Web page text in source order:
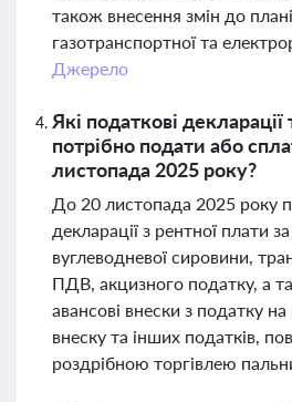
також внесення змін до
газотранспортної та
Джерело
Які податкові декларації
потрібно подати або
листопада 2025 року?
До 20 листопада 2025 року
декларації з рентної плати
вуглеводневої сировини,
ПДВ, акцизного податку, а
авансові внески з податку
внеску та інших податків,
роздрібною торгівлею